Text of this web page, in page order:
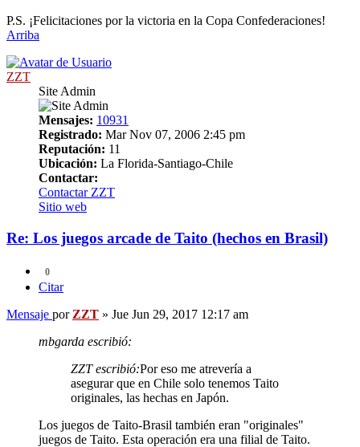
P.S. ¡Felicitaciones por la victoria en la Copa Confederaciones!
Arriba
ZZT
Site Admin
Mensajes: 10931
Registrado: Mar Nov 07, 2006 2:45 pm
Reputación: 11
Ubicación: La Florida-Santiago-Chile
Contactar:
Contactar ZZT
Sitio web
Re: Los juegos arcade de Taito (hechos en Brasil)
0
Citar
Mensaje por ZZT » Jue Jun 29, 2017 12:17 am
mbgarda escribió:
ZZT escribió:Por eso me atrevería a
asegurar que en Chile solo tenemos Taito
originales, las hechas en Japón.
Los juegos de Taito-Brasil también eran "originales"
juegos de Taito. Esta operación era una filial de Taito.